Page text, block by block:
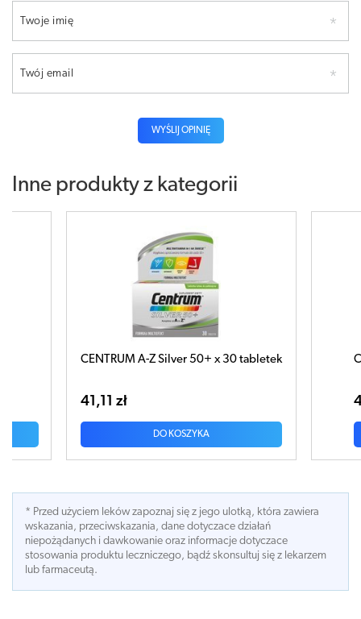
Twoje imię
Twój email
WYŚLIJ OPINIĘ
Inne produkty z kategorii
CENTRUM A-Z x 30 tabletek
41,19 zł
DO KOSZYKA
* Przed użyciem leków zapoznaj się z jego ulotką, która zawiera
wskazania, przeciwskazania, dane dotyczace działań
niepożądanych i dawkowanie oraz informacje dotyczace
stosowania produktu leczniczego, bądź skonsultuj się z lekarzem
lub farmaceutą.